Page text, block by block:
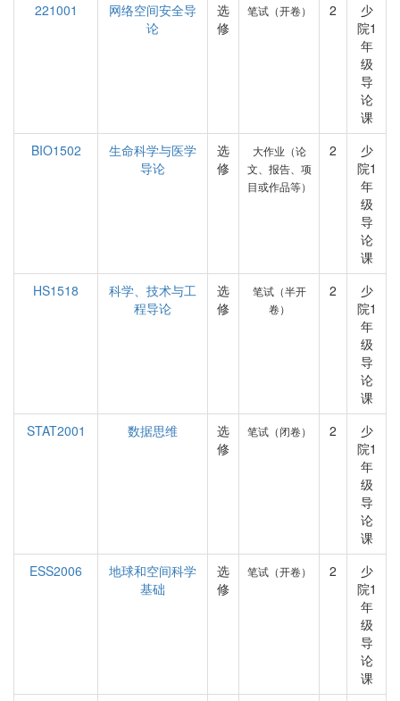
221001
网络空间安全导
论
选
修
笔试（开卷） 2
少
院1
年
级
导
论
课
BIO1502
生命科学与医学
导论
选
修
大作业（论
文、报告、项
目或作品等）
2
少
院1
年
级
导
论
课
HS1518
科学、技术与工
程导论
选
修
笔试（半开
卷）
2
少
院1
年
级
导
论
课
STAT2001
数据思维
选
修
笔试（闭卷） 2
少
院1
年
级
导
论
课
ESS2006
地球和空间科学
基础
选
修
笔试（开卷） 2
少
院1
年
级
导
论
课